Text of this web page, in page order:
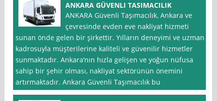
ANKARA GÜVENLI TASIMACILIK
ANKARA Güvenli Taşımacılık, Ankara ve
çevresinde evden eve nakliyat hizmeti
sunan önde gelen bir şirkettir. Yılların deneyimi ve uzman
kadrosuyla müşterilerine kaliteli ve güvenilir hizmetler
sunmaktadır. Ankara’nın hızla gelişen ve yoğun nüfusa
sahip bir şehir olması, nakliyat sektörünün önemini
artırmaktadır. Ankara Güvenli Taşımacılık bu